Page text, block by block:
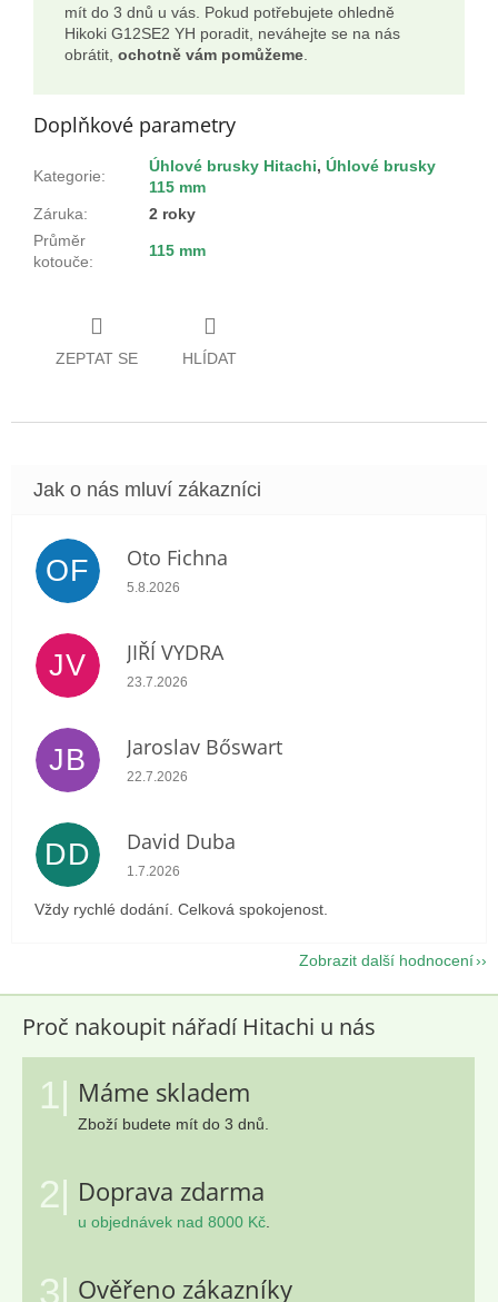
mít do 3 dnů u vás. Pokud potřebujete ohledně
Hikoki G12SE2 YH poradit, neváhejte se na nás
obrátit, ochotně vám pomůžeme
Doplňkové parametry
Kategorie:
Úhlové brusky Hitachi, Úhlové brusky
115 mm
Záruka:
2 roky
Průměr
kotouče:
115 mm
ZEPTAT SE HLÍDAT
OF Oto Fichna
Hodnocení obchodu je 5 z 5 hvězdiček.
5.8.2026
JV JIŘÍ VYDRA
Hodnocení obchodu je 5 z 5 hvězdiček.
23.7.2026
JB Jaroslav Bőswart
Hodnocení obchodu je 5 z 5 hvězdiček.
22.7.2026
DD David Duba
Hodnocení obchodu je 5 z 5 hvězdiček.
1.7.2026
Vždy rychlé dodání. Celková spokojenost.
Zobrazit další hodnocení
Proč nakoupit nářadí Hitachi u nás
1| Máme skladem
Zboží budete mít do 3 dnů.
2| Doprava zdarma
u objednávek nad 8000 Kč.
3| Ověřeno zákazníky